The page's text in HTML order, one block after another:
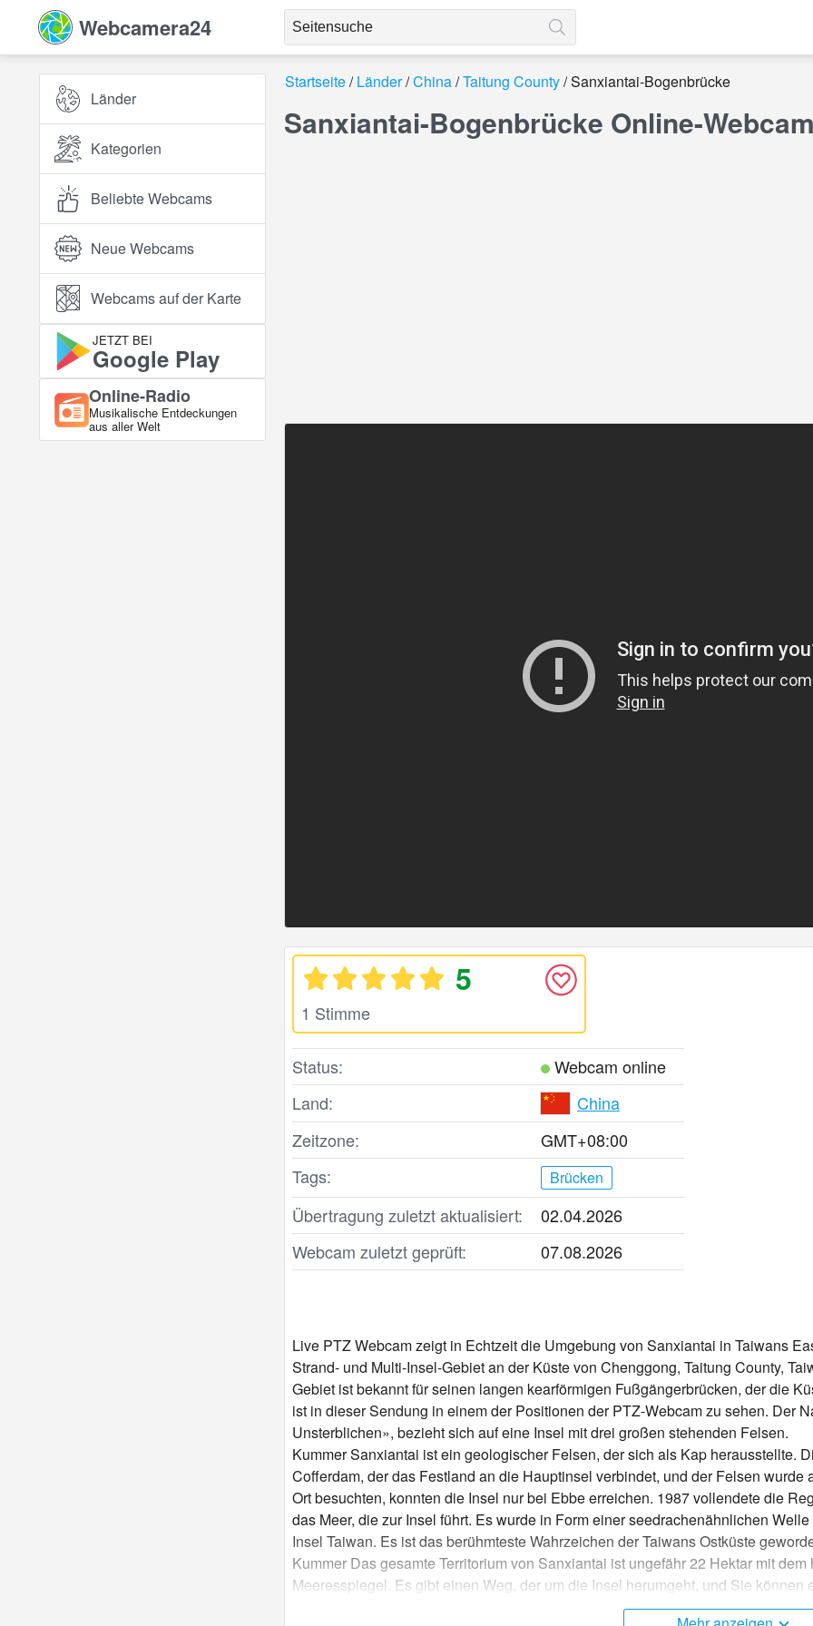
Webcamera24
Länder
Kategorien
Beliebte Webcams
Neue Webcams
Webcams auf der Karte
JETZT BEI
Google Play
Online‑Radio
Musikalische Entdeckungen
aus aller Welt
Startseite Länder China Taitung County Sanxiantai-Bogenbrücke
Sanxiantai-Bogenbrücke Online-
5
1 Stimme
Status:
Webcam online
Land:
China
Zeitzone:
GMT+08:00
Tags:
Brücken
Übertragung zuletzt aktualisiert:
02.04.2026
Webcam zuletzt geprüft:
07.08.2026
Live PTZ Webcam zeigt in Echtzeit die Umgebung von Sanxiantai in Taiwans
Strand- und Multi-Insel-Gebiet an der Küste von Chenggong, Taitung County,
Gebiet ist bekannt für seinen langen kearförmigen Fußgängerbrücken, der die
ist in dieser Sendung in einem der Positionen der PTZ-Webcam zu sehen. Der
Unsterblichen», bezieht sich auf eine Insel mit drei großen stehenden Felsen.
Kummer Sanxiantai ist ein geologischer Felsen, der sich als Kap herausstellte.
Cofferdam, der das Festland an die Hauptinsel verbindet, und der Felsen
Ort besuchten, konnten die Insel nur bei Ebbe erreichen. 1987 vollendete die
das Meer, die zur Insel führt. Es wurde in Form einer seedrachenähnlichen
Insel Taiwan. Es ist das berühmteste Wahrzeichen der Taiwans Ostküste
Kummer Das gesamte Territorium von Sanxiantai ist ungefähr 22 Hektar mit
Meeresspiegel. Es gibt einen Weg, der um die Insel herumgeht, und Sie
Die Insel ist von Korallenriffen umgeben. Aufgrund der starken Verwitterung